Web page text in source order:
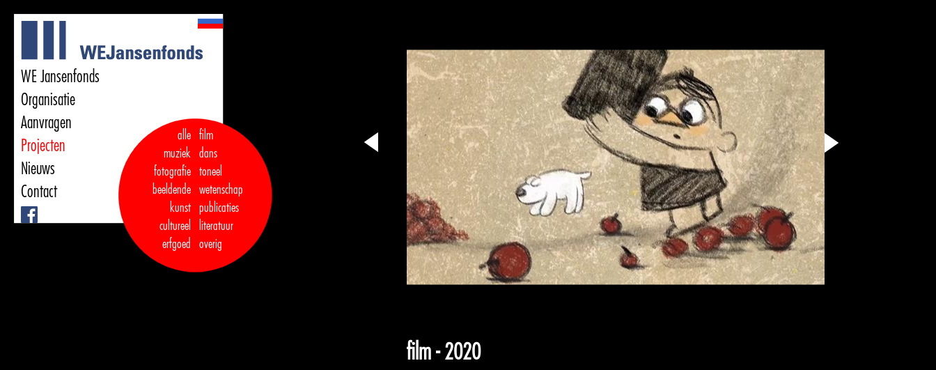
WE Jansenfonds
Organisatie
Aanvragen
Projecten
Nieuws
Contact
alle
muziek
fotografie
beeldende
kunst
cultureel
erfgoed
film
dans
toneel
wetenschap
publicaties
literatuur
overig
film - 2020